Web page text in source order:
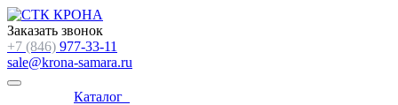
Заказать звонок
+7 (846) 977-33-11
sale@krona-samara.ru
Каталог